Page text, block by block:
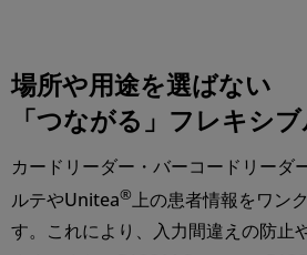
場所や用途を選ばない
「つながる」フレキシ
カードリーダー・バーコードリーダ
ルテやUnitea®上の患者情報をワン
す。これにより、入力間違えの防止